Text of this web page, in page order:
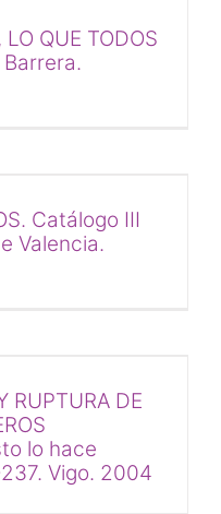
QUE TODOS
Catálogo III
Valencia.
RUPTURA DE
lo hace
Vigo. 2004